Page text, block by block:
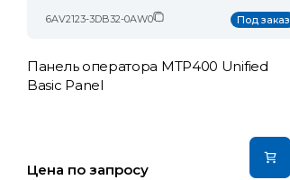
6AV2123-3DB32-0AW0 Под заказ
Панель оператора MTP400 Unified
Basic Panel
Цена по запросу